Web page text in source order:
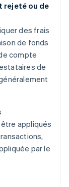
rejeté ou de
des frais
de fonds
compte
de
appliqués
par le